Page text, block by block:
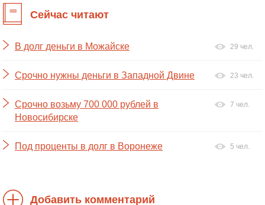
Сейчас читают
В долг деньги в Можайске 29 чел.
Срочно нужны деньги в Западной Двине 23 чел.
Срочно возьму 700 000 рублей в
Новосибирске
7 чел.
Под проценты в долг в Воронеже 5 чел.
Добавить комментарий